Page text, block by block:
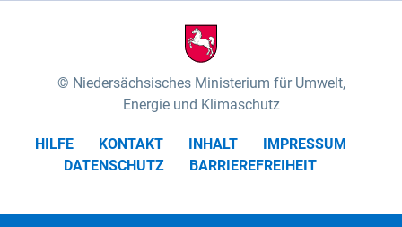
Niedersächsisches Ministerium für Umwelt,
Energie und Klimaschutz
HILFE KONTAKT INHALT
IMPRESSUM
DATENSCHUTZ
BARRIEREFREIHEIT